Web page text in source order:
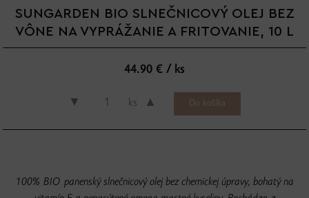
SUNGARDEN BIO SLNEČNICOVÝ OLEJ BEZ
VÔNE NA VYPRÁŽANIE A FRITOVANIE, 10 L
44.90 € / ks
▼ ks ▲
100% BIO panenský slnečnicový olej bez chemickej úpravy, bohatý na